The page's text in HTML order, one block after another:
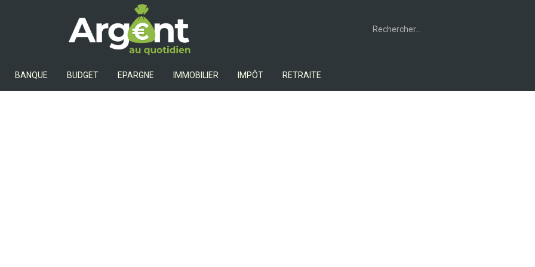
Argent Au Quotidien
Rechercher :
BANQUE BUDGET EPARGNE IMMOBILIER IMPÔT RETRAITE